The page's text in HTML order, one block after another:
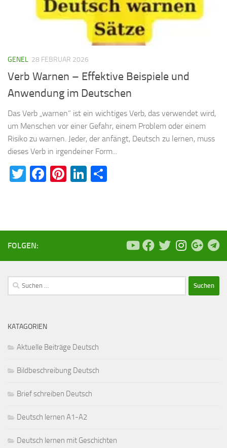
GENEL 28 FEBRUAR 2026
Verb Warnen – Effektive Beispiele und
Anwendung im Deutschen
Das Verb „warnen” ist ein wichtiges Verb, das verwendet wird,
um Menschen vor einer Gefahr, einem Problem oder einem
Risiko zu warnen. Jeder, der anfängt, Deutsch zu lernen, muss
dieses Verb in irgendeiner Form...
Twitter
Facebook
Pinterest
LinkedIn
FOLGEN:
Suchen
nach:
KATAGORIEN
Aktuelle Beiträge Deutsch
Bildbeschreibung Deutsch
Brief schreiben Deutsch
Deutsch lernen A1-A2
Deutsch lernen mit Geschichten